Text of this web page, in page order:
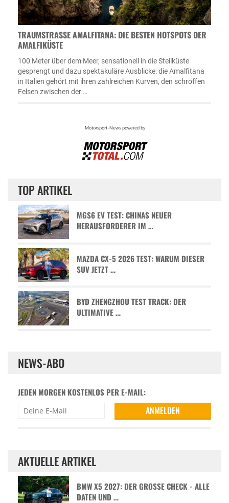
TRAUMSTRASSE AMALFITANA: DIE BESTEN HOTSPOTS DER A
MALFIKÜSTE
100 Meter über dem Meer, sensationell in die Steilküste
gesprengt und dazu spektakuläre Ausblicke: die Amalfitana
in Italien gehört mit ihren zahlreichen Kurven, den schroffen
Felsen zwischen der …
TOP ARTIKEL
MGS6 EV TEST: CHINAS NEUER
HERAUSFORDERER IM …
MAZDA CX-5 2026 TEST: WARUM DIESER
SUV JETZT …
BYD ZHENGZHOU TEST TRACK: DER
ULTIMATIVE …
NEWS-ABO
JEDEN MORGEN KOSTENLOS PER E-MAIL:
AKTUELLE ARTIKEL
BMW X5 2027: DER GROSSE CHECK - ALLE D
ATEN UND …